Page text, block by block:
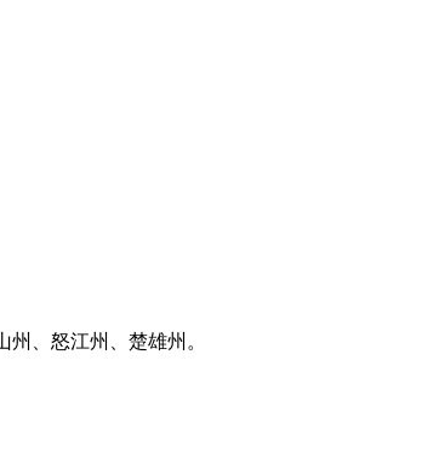
、怒江州、楚雄州。